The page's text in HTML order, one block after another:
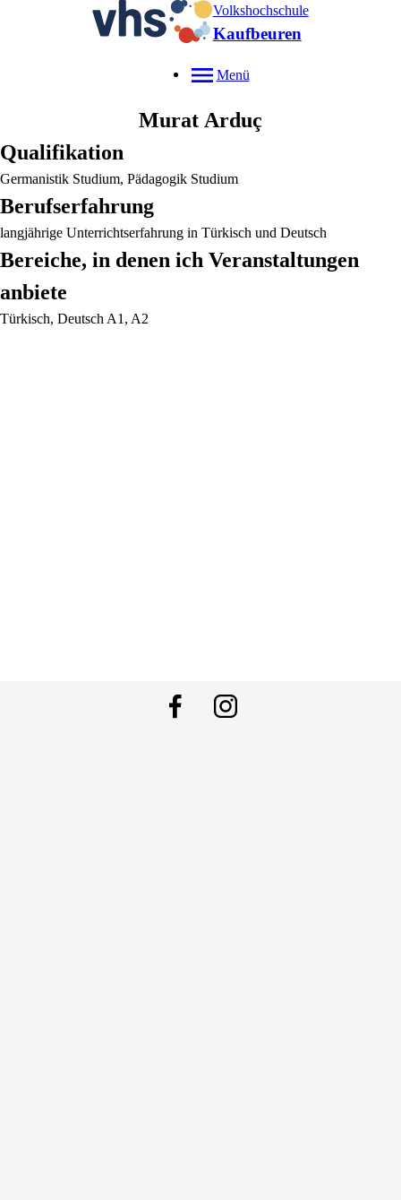
Volkshochschule
Kaufbeuren
Menü
Murat Arduç
Qualifikation
Germanistik Studium, Pädagogik Studium
Berufserfahrung
langjährige Unterrichtserfahrung in Türkisch und Deutsch
Bereiche, in denen ich Veranstaltungen
anbiete
Türkisch, Deutsch A1, A2